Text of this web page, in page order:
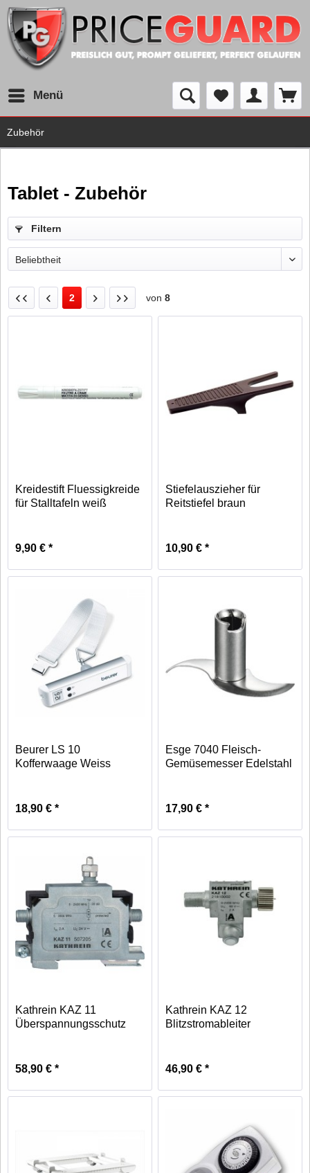
Menü
Zubehör
Tablet - Zubehör
Filtern
2 von 8
Kreidestift Fluessigkreide
für Stalltafeln weiß
9,90 € *
Stiefelauszieher für
Reitstiefel braun
10,90 € *
Beurer LS 10
Kofferwaage Weiss
18,90 € *
Esge 7040 Fleisch-
Gemüsemesser Edelstahl
17,90 € *
Kathrein KAZ 11
Überspannungsschutz
58,90 € *
Kathrein KAZ 12
Blitzstromableiter
46,90 € *